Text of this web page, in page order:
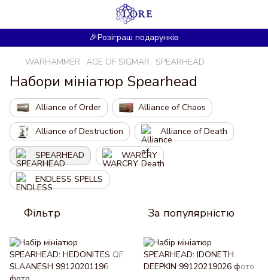
🎉Розіграш подарунків
WARHAMMER AGE OF SIGMAR SPEARHEAD
Набори мініатюр Spearhead
Alliance of Order Alliance of Chaos
Alliance of Destruction Alliance of Death
SPEARHEAD WARCRY
ENDLESS SPELLS
Фільтр За популярністю